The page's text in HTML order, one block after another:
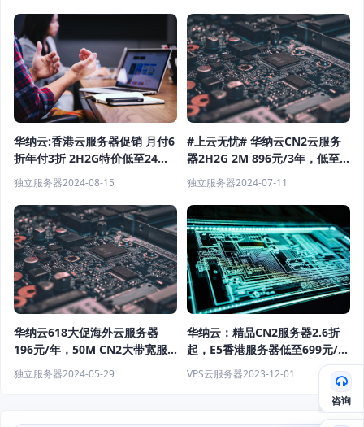
华纳云:香港云服务器促销 月付6
折年付3折 2H2G特价低至24元/
月
独立服务器2024-08-15
#上云无忧# 华纳云CN2云服务
器2H2G 2M 896元/3年，低至
24元/月，续费同价
独立服务器2024-07-11
华纳云618大促海外云服务器
196元/年，50M CN2大带宽服
务器988元/月，续费同价
独立服务器2024-05-29
华纳云：精品CN2服务器2.6折
起，E5香港服务器低至699元/
月，买云服务器就送SSL证书
VPS云服务器2023-12-01
咨询